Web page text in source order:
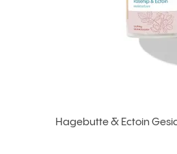
Hagebutte & Ectoin